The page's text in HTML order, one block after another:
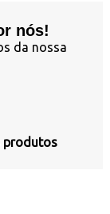
nós!
da nossa
produtos